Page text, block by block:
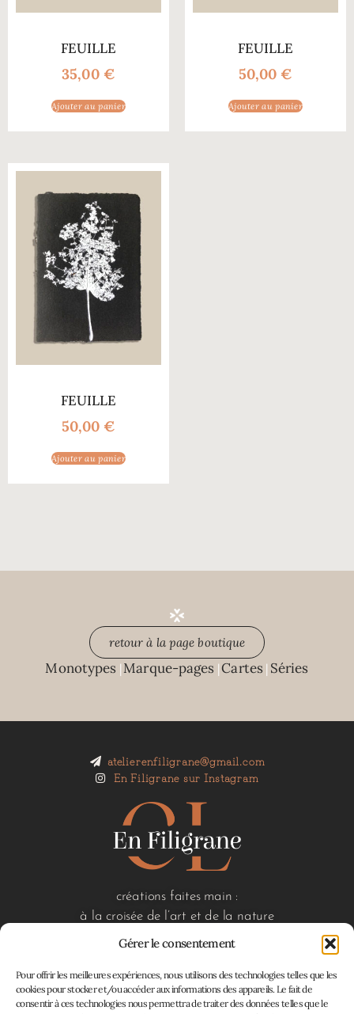
Gérer le consentement
Pour offrir les meilleures expériences, nous utilisons des technologies telles que les
cookies pour stocker et/ou accéder aux informations des appareils. Le fait de
consentir à ces technologies nous permettra de traiter des données telles que le
FEUILLE
35,00 €
Ajouter au panier
FEUILLE
50,00 €
Ajouter au panier
FEUILLE
50,00 €
Ajouter au panier
retour à la page boutique
Monotypes |Marque-pages |Cartes | Séries
atelierenfiligrane@gmail.com
En Filigrane sur Instagram
créations faites main :
à la croisée de l’art et de la nature
liens utiles